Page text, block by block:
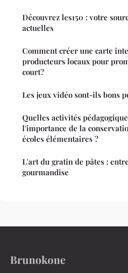
Découvrez les150 : votre
actuelles
Comment créer une carte
producteurs locaux pour
court?
Les jeux vidéo sont-ils bons
Quelles activités
l'importance de la
écoles élémentaires ?
L'art du gratin de pâtes :
gourmandise
Brunokone